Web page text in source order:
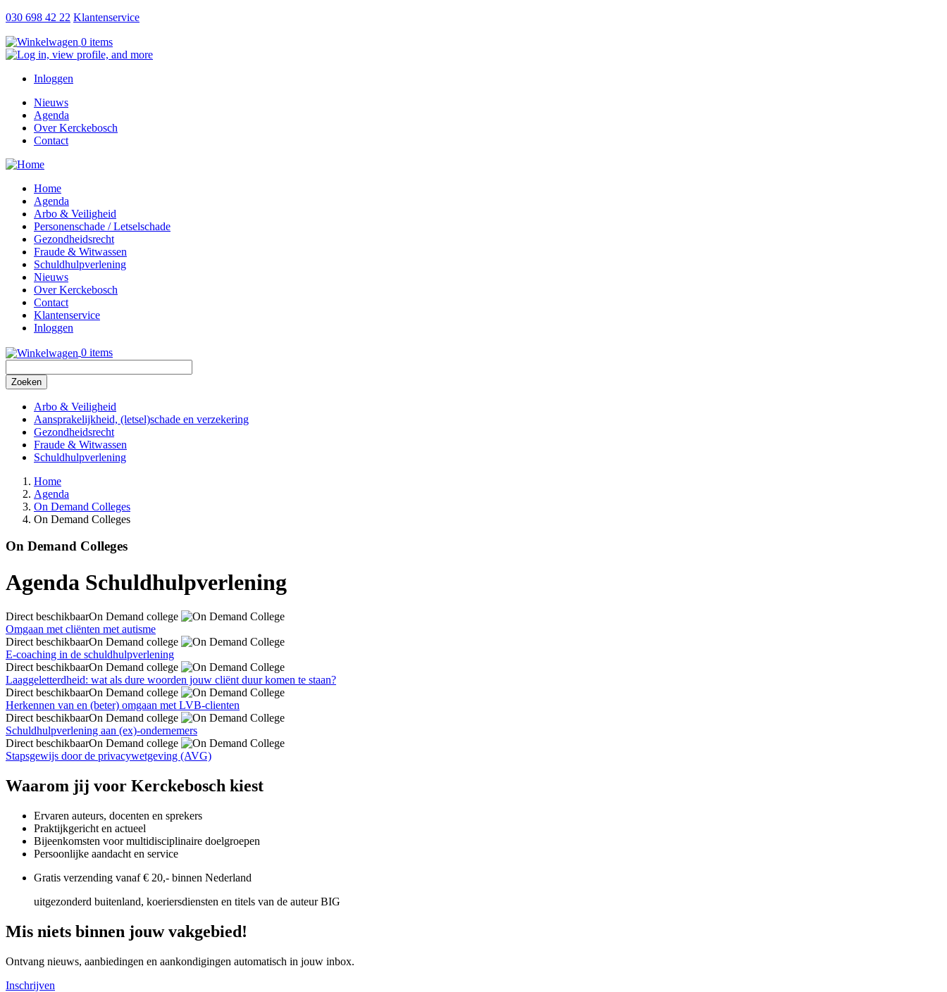
Overslaan
naar
de
gaan
030 698 42 22 Klantenservice
0 items
Gebruikersmenu
Inloggen
Hoofdnavigatie
Nieuws
Agenda
Over Kerckebosch
Contact
responsive
hoofdmenu
Home
Agenda
Arbo & Veiligheid
Personenschade / Letselschade
Gezondheidsrecht
Fraude & Witwassen
Schuldhulpverlening
Nieuws
Over Kerckebosch
Contact
Klantenservice
Inloggen
0 items
Arbo & Veiligheid
Aansprakelijkheid, (letsel)schade en verzekering
Gezondheidsrecht
Fraude & Witwassen
Schuldhulpverlening
Kruimelpad
Home
Agenda
On Demand Colleges
On Demand Colleges
On Demand Colleges
Agenda Schuldhulpverlening
Direct beschikbaarOn Demand college
Omgaan met cliënten met autisme
Direct beschikbaarOn Demand college
E-coaching in de schuldhulpverlening
Direct beschikbaarOn Demand college
Laaggeletterdheid: wat als dure woorden jouw cliënt duur komen te staan?
Direct beschikbaarOn Demand college
Herkennen van en (beter) omgaan met LVB-clienten
Direct beschikbaarOn Demand college
Schuldhulpverlening aan (ex)-ondernemers
Direct beschikbaarOn Demand college
Stapsgewijs door de privacywetgeving (AVG)
Waarom jij voor Kerckebosch kiest
Ervaren auteurs, docenten en sprekers
Praktijkgericht en actueel
Bijeenkomsten voor multidisciplinaire doelgroepen
Persoonlijke aandacht en service
Gratis verzending vanaf € 20,- binnen Nederland
uitgezonderd buitenland, koeriersdiensten en titels van de auteur BIG
Mis niets binnen jouw vakgebied!
Ontvang nieuws, aanbiedingen en aankondigingen automatisch in jouw inbox.
Inschrijven